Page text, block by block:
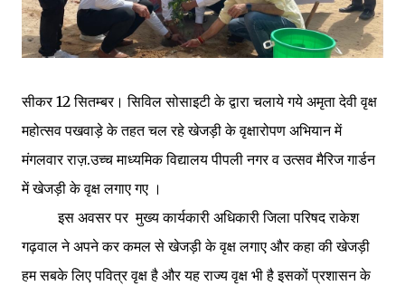
सीकर 12 सितम्बर। सिविल सोसाइटी के द्वारा चलाये गये अमृता देवी वृक्ष
महोत्सव पखवाड़े के तहत चल रहे खेजड़ी के वृक्षारोपण अभियान में
मंगलवार राज़.उच्च माध्यमिक विद्यालय पीपली नगर व उत्सव मैरिज गार्डन
में खेजड़ी के वृक्ष लगाए गए ।
इस अवसर पर मुख्य कार्यकारी अधिकारी जिला परिषद राकेश
गढ़वाल ने अपने कर कमल से खेजड़ी के वृक्ष लगाए और कहा की खेजड़ी
हम सबके लिए पवित्र वृक्ष है और यह राज्य वृक्ष भी है इसकों प्रशासन के